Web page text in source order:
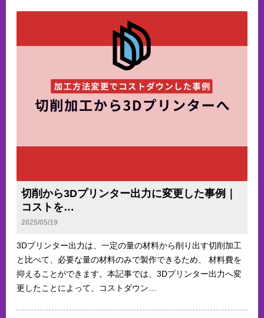
切削から3Dプリンター出力に変更した事例｜
コストを…
2025/05/19
3Dプリンター出力は、一定の量の材料から削り出す切削加工
と比べて、必要な量の材料のみで製作できるため、 材料費を
抑えることができます。本記事では、3Dプリンター出力へ変
更したことによって、コストダウン…